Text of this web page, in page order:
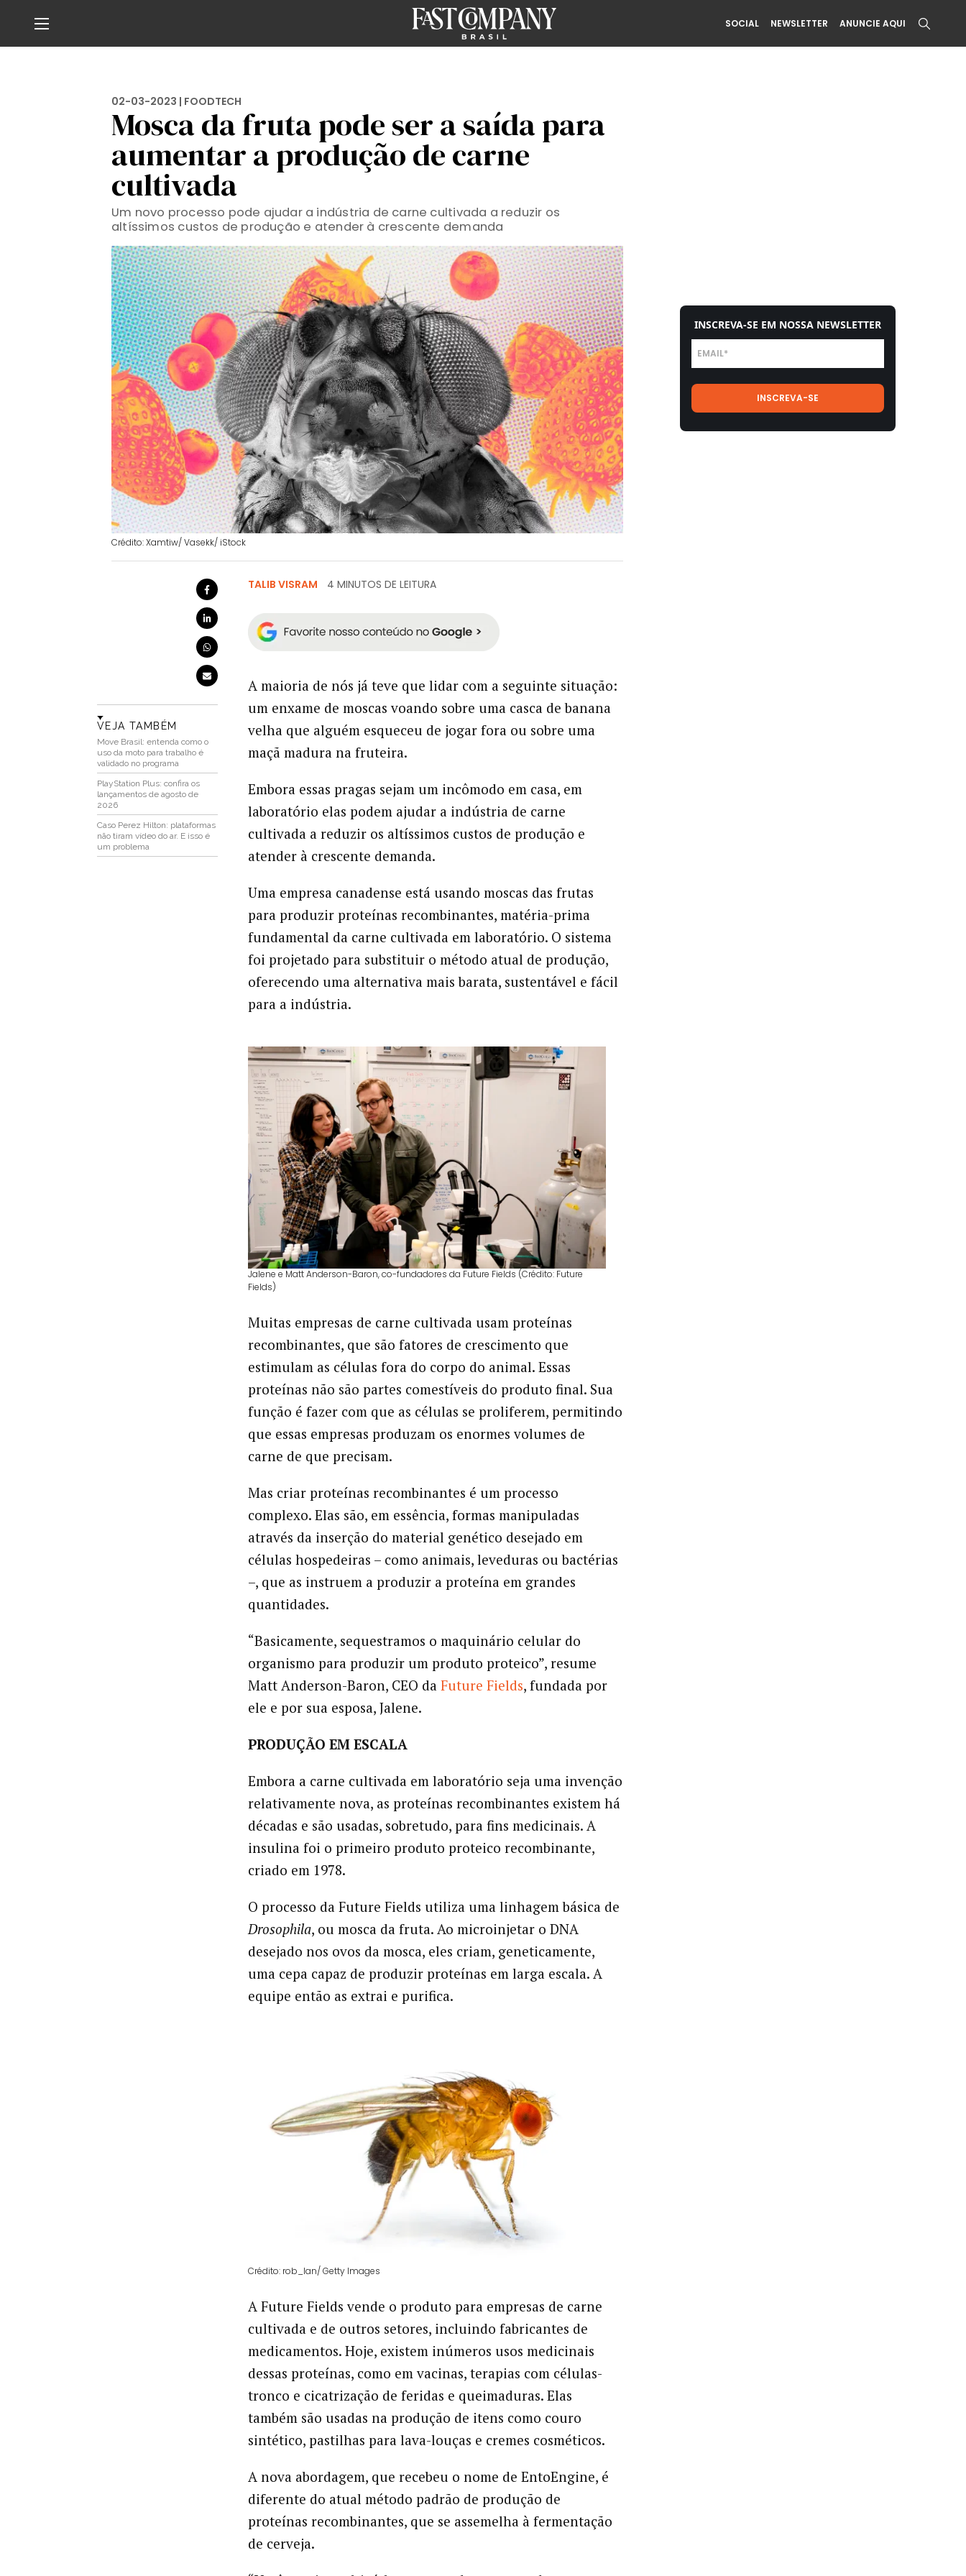
SOCIAL NEWSLETTER ANUNCIE AQUI
02-03-2023 | FOODTECH
Mosca da fruta pode ser a saída para
aumentar a produção de carne
cultivada
Um novo processo pode ajudar a indústria de carne cultivada a reduzir os
altíssimos custos de produção e atender à crescente demanda
Crédito: Xamtiw/ Vasekk/ iStock
VEJA TAMBÉM
Move Brasil: entenda como o
uso da moto para trabalho é
validado no programa
PlayStation Plus: confira os
lançamentos de agosto de
2026
Caso Perez Hilton: plataformas
não tiram vídeo do ar. E isso é
um problema
TALIB VISRAM 4 MINUTOS DE LEITURA
A maioria de nós já teve que lidar com a seguinte situação:
um enxame de moscas voando sobre uma casca de banana
velha que alguém esqueceu de jogar fora ou sobre uma
maçã madura na fruteira.
Embora essas pragas sejam um incômodo em casa, em
laboratório elas podem ajudar a indústria de carne
cultivada a reduzir os altíssimos custos de produção e
atender à crescente demanda.
Uma empresa canadense está usando moscas das frutas
para produzir proteínas recombinantes, matéria-prima
fundamental da carne cultivada em laboratório. O sistema
foi projetado para substituir o método atual de produção,
oferecendo uma alternativa mais barata, sustentável e fácil
para a indústria.
Jalene e Matt Anderson-Baron, co-fundadores da Future Fields (Crédito: Future
Fields)
Muitas empresas de carne cultivada usam proteínas
recombinantes, que são fatores de crescimento que
estimulam as células fora do corpo do animal. Essas
proteínas não são partes comestíveis do produto final. Sua
função é fazer com que as células se proliferem, permitindo
que essas empresas produzam os enormes volumes de
carne de que precisam.
Mas criar proteínas recombinantes é um processo
complexo. Elas são, em essência, formas manipuladas
através da inserção do material genético desejado em
células hospedeiras – como animais, leveduras ou bactérias
–, que as instruem a produzir a proteína em grandes
quantidades.
“Basicamente, sequestramos o maquinário celular do
organismo para produzir um produto proteico”, resume
Matt Anderson-Baron, CEO da Future Fields, fundada por
ele e por sua esposa, Jalene.
PRODUÇÃO EM ESCALA
Embora a carne cultivada em laboratório seja uma invenção
relativamente nova, as proteínas recombinantes existem há
décadas e são usadas, sobretudo, para fins medicinais. A
insulina foi o primeiro produto proteico recombinante,
criado em 1978.
O processo da Future Fields utiliza uma linhagem básica de
Drosophila, ou mosca da fruta. Ao microinjetar o DNA
desejado nos ovos da mosca, eles criam, geneticamente,
uma cepa capaz de produzir proteínas em larga escala. A
equipe então as extrai e purifica.
Crédito: rob_lan/ Getty Images
A Future Fields vende o produto para empresas de carne
cultivada e de outros setores, incluindo fabricantes de
medicamentos. Hoje, existem inúmeros usos medicinais
dessas proteínas, como em vacinas, terapias com células-
tronco e cicatrização de feridas e queimaduras. Elas
também são usadas na produção de itens como couro
sintético, pastilhas para lava-louças e cremes cosméticos.
A nova abordagem, que recebeu o nome de EntoEngine, é
diferente do atual método padrão de produção de
proteínas recombinantes, que se assemelha à fermentação
de cerveja.
INSCREVA-SE EM NOSSA NEWSLETTER